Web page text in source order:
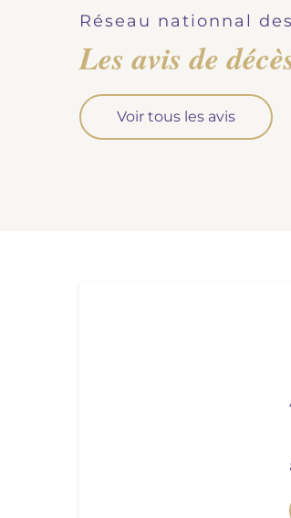
Demandez votre devis pour
d'obsèques, nos équipe
répondre dans les meilleurs
Demander un devis
Réseau nationnal
Les avis de
Voir tous les avis